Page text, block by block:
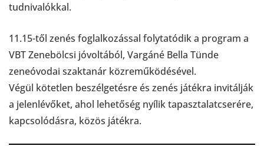
tudnivalókkal.
11.15-től zenés foglalkozással folytatódik a program a
VBT Zenebölcsi jóvoltából, Vargáné Bella Tünde
zeneóvodai szaktanár közreműködésével.
Végül kötetlen beszélgetésre és zenés játékra invitálják
a jelenlévőket, ahol lehetőség nyílik tapasztalatcserére,
kapcsolódásra, közös játékra.